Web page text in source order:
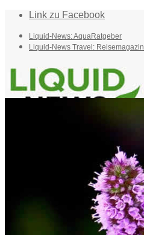
Link zu Facebook
Liquid-News: AquaRatgeber
Liquid-News Travel: Reisemagazin